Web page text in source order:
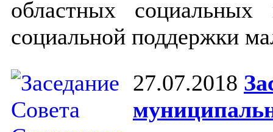
областных
социальной поддержки
27.07.2018